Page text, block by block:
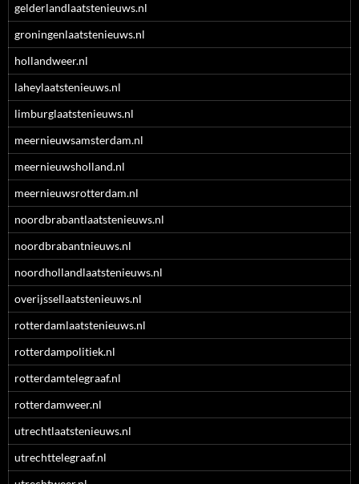
gelderlandlaatstenieuws.nl
groningenlaatstenieuws.nl
hollandweer.nl
laheylaatstenieuws.nl
limburglaatstenieuws.nl
meernieuwsamsterdam.nl
meernieuwsholland.nl
meernieuwsrotterdam.nl
noordbrabantlaatstenieuws.nl
noordbrabantnieuws.nl
noordhollandlaatstenieuws.nl
overijssellaatstenieuws.nl
rotterdamlaatstenieuws.nl
rotterdampolitiek.nl
rotterdamtelegraaf.nl
rotterdamweer.nl
utrechtlaatstenieuws.nl
utrechttelegraaf.nl